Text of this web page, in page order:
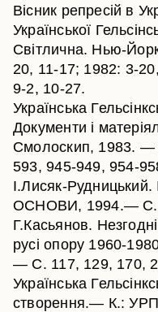
Вісник репресій в
Української
Світлична. Нью-
20, 11-17; 1982: 3-
9-2, 10-27.
Українська
Документи і
Смолоскип, 1983. —
593, 945-949, 954-
І.Лисяк-
ОСНОВИ, 1994.— С.
Г.Касьянов.
русі опору 1960-
— С. 117, 129, 170,
Українська
створення.— К.: